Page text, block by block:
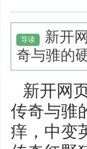
导读
新开
奇与骓的
新开网
传奇与骓
痒，中变